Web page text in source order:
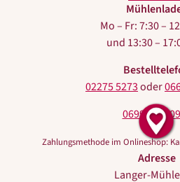
Mo – Fr: 7:30 –
und 13:30 –
02275 5273oder
0699
Zahlungsmethode im Onlineshop:
Adresse
Langer-